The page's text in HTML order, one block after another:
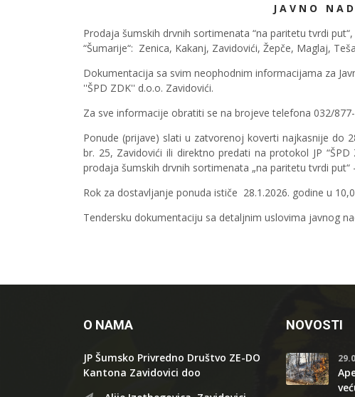
J A V N O N A D
Prodaja šumskih drvnih sortimenata “na paritetu tvrdi
“Šumarije“: Zenica, Kakanj, Zavidovići, Žepče, Maglaj,
Dokumentacija sa svim neophodnim informacijama za
''ŠPD ZDK'' d.o.o. Zavidovići.
Za sve informacije obratiti se na brojeve telefona 032/
Ponude (prijave) slati u zatvorenoj koverti najkasnije do
br. 25, Zavidovići ili direktno predati na protokol JP
prodaja šumskih drvnih sortimenata „na paritetu tvrdi put“
Rok za dostavljanje ponuda ističe 28.1.2026. godine u
Tendersku dokumentaciju sa detaljnim uslovima javnog
O NAMA
JP Šumsko Privredno Društvo ZE-DO
Kantona Zavidovici doo
NOVOSTI